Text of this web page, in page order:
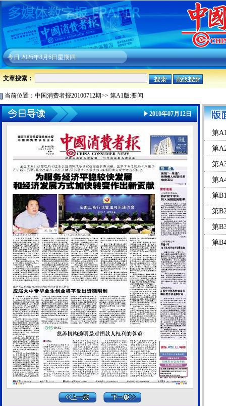
今日2026年8月6日星期四
文章搜索：
当前位置： 中国消费者报20100712期>> 第A1版:要闻
2010年07月12日
第
第
第
第
第
第
第
第